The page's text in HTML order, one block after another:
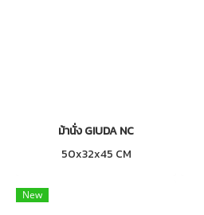
ม้านั่ง GIUDA NC
50x32x45 CM
New